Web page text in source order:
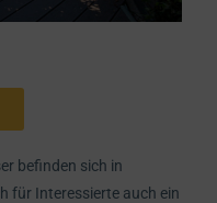
befinden sich in
für Interessierte auch ein